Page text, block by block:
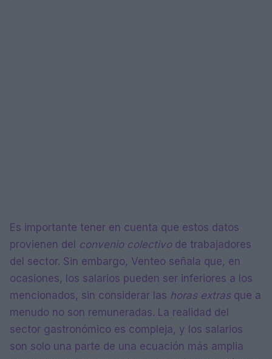
Es importante tener en cuenta que estos datos
provienen del convenio colectivode trabajadores
del sector. Sin embargo, Venteo señala que, en
ocasiones, los salarios pueden ser inferiores a los
mencionados, sin considerar las horas extrasque a
menudo no son remuneradas. La realidad del
sector gastronómico es compleja, y los salarios
son solo una parte de una ecuación más amplia